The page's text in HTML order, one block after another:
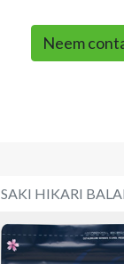
Neem
SAKI HIKARI